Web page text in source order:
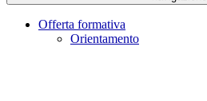
Offerta formativa
Orientamento